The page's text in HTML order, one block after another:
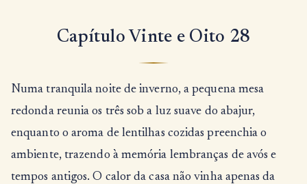
Capítulo Vinte e Oito 28
Numa tranquila noite de inverno, a pequena mesa
redonda reunia os três sob a luz suave do abajur,
enquanto o aroma de lentilhas cozidas preenchia o
ambiente, trazendo à memória lembranças de avós e
tempos antigos. O calor da casa não vinha apenas da